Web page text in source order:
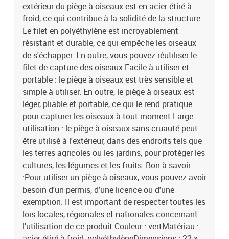
extérieur du piège à oiseaux est en acier étiré à
froid, ce qui contribue à la solidité de la structure.
Le filet en polyéthylène est incroyablement
résistant et durable, ce qui empêche les oiseaux
de s'échapper. En outre, vous pouvez réutiliser le
filet de capture des oiseaux.Facile à utiliser et
portable : le piège à oiseaux est très sensible et
simple à utiliser. En outre, le piège à oiseaux est
léger, pliable et portable, ce qui le rend pratique
pour capturer les oiseaux à tout moment.Large
utilisation : le piège à oiseaux sans cruauté peut
être utilisé à l'extérieur, dans des endroits tels que
les terres agricoles ou les jardins, pour protéger les
cultures, les légumes et les fruits. Bon à savoir
:Pour utiliser un piège à oiseaux, vous pouvez avoir
besoin d'un permis, d'une licence ou d'une
exemption. Il est important de respecter toutes les
lois locales, régionales et nationales concernant
l'utilisation de ce produit.Couleur : vertMatériau :